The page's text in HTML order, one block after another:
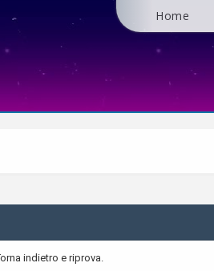
Home
indietro e riprova.